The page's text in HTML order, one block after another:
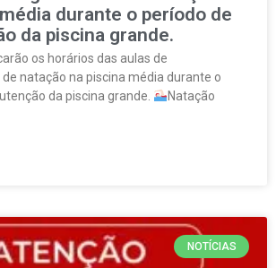
durante o período de
da piscina grande.
os horários das aulas de
natação na piscina média durante o
da piscina grande.
Natação
NOTÍCIAS